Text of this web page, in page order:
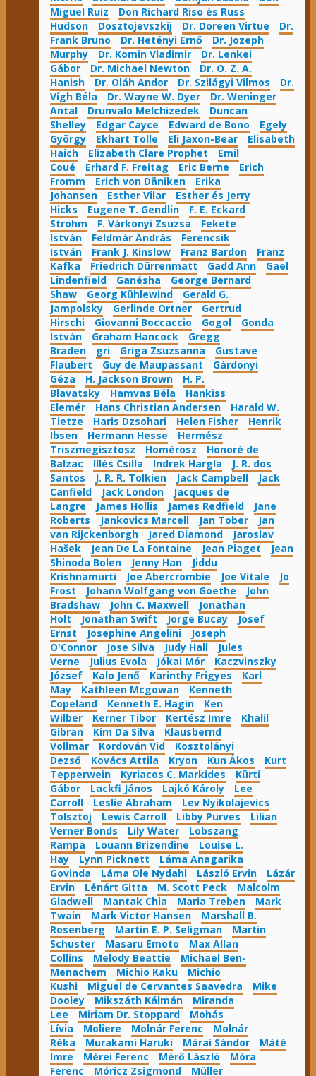
Miguel Ruiz
Don Richard Riso és Russ
Hudson
Dosztojevszkij Dr. Doreen Virtue
Dr.
Frank Bruno
Dr. Hetényi Ernő
Dr. Jozeph
Murphy
Dr. Komin Vladimir
Dr. Lenkei
Gábor
Dr. Michael Newton
Dr. O. Z. A.
Hanish
Dr. Oláh Andor Dr. Szilágyi Vilmos
Dr.
Vígh Béla
Dr. Wayne W. Dyer
Dr. Weninger
Antal
Drunvalo Melchizedek
Duncan
Shelley
Edgar Cayce Edward de Bono
Egely
György
Ekhart Tolle Eli Jaxon-Bear
Elisabeth
Haich
Elizabeth Clare Prophet
Emil
Coué
Erhard F. Freitag Eric Berne
Erich
Fromm
Erich von Däniken
Erika
Johansen
Esther Vilar
Esther és Jerry
Hicks
Eugene T. Gendlin
F. E. Eckard
Strohm
F. Várkonyi Zsuzsa
Fekete
István
Feldmár András
Ferencsik
István
Frank J. Kinslow Franz Bardon
Franz
Kafka
Friedrich Dürrenmatt Gadd Ann
Gael
Lindenfield
Ganésha
George Bernard
Shaw
Georg Kühlewind
Gerald G.
Jampolsky
Gerlinde Ortner
Gertrud
Hirschi
Giovanni Boccaccio Gogol
Gonda
István
Graham Hancock
Gregg
Braden
gri Griga Zsuzsanna
Gustave
Flaubert
Guy de Maupassant
Gárdonyi
Géza
H. Jackson Brown
H. P.
Blavatsky
Hamvas Béla
Hankiss
Elemér
Hans Christian Andersen
Harald W.
Tietze
Haris Dzsohari Helen Fisher
Henrik
Ibsen
Hermann Hesse
Hermész
Triszmegisztosz
Homérosz
Honoré de
Balzac
Illés Csilla Indrek Hargla
J. R. dos
Santos
J. R. R. Tolkien Jack Campbell
Jack
Canfield
Jack London
Jacques de
Langre
James Hollis James Redfield
Jane
Roberts
Jankovics Marcell Jan Tober
Jan
van Rijckenborgh
Jared Diamond
Jaroslav
Hašek
Jean De La Fontaine Jean Piaget
Jean
Shinoda Bolen
Jenny Han
Jiddu
Krishnamurti
Joe Abercrombie Joe Vitale
Jo
Frost
Johann Wolfgang von Goethe
John
Bradshaw
John C. Maxwell
Jonathan
Holt
Jonathan Swift Jorge Bucay
Josef
Ernst
Josephine Angelini
Joseph
O'Connor
Jose Silva Judy Hall
Jules
Verne
Julius Evola Jókai Mór
Kaczvinszky
József
Kalo Jenő Karinthy Frigyes
Karl
May
Kathleen Mcgowan
Kenneth
Copeland
Kenneth E. Hagin
Ken
Wilber
Kerner Tibor Kertész Imre
Khalil
Gibran
Kim Da Silva
Klausbernd
Vollmar
Kordován Vid
Kosztolányi
Dezső
Kovács Attila Kryon Kun Ákos
Kurt
Tepperwein
Kyriacos C. Markides
Kürti
Gábor
Lackfi János Lajkó Károly
Lee
Carroll
Leslie Abraham
Lev Nyikolajevics
Tolsztoj
Lewis Carroll Libby Purves
Lilian
Verner Bonds
Lily Water
Lobszang
Rampa
Louann Brizendine
Louise L.
Hay
Lynn Picknett
Láma Anagarika
Govinda
Láma Ole Nydahl László Ervin
Lázár
Ervin
Lénárt Gitta M. Scott Peck
Malcolm
Gladwell
Mantak Chia Maria Treben
Mark
Twain
Mark Victor Hansen
Marshall B.
Rosenberg
Martin E. P. Seligman
Martin
Schuster
Masaru Emoto
Max Allan
Collins
Melody Beattie
Michael Ben-
Menachem
Michio Kaku
Michio
Kushi
Miguel de Cervantes Saavedra
Mike
Dooley
Mikszáth Kálmán
Miranda
Lee
Miriam Dr. Stoppard
Mohás
Lívia
Moliere Molnár Ferenc
Molnár
Réka
Murakami Haruki Márai Sándor
Máté
Imre
Mérei Ferenc Mérő László
Móra
Ferenc
Móricz Zsigmond
Müller